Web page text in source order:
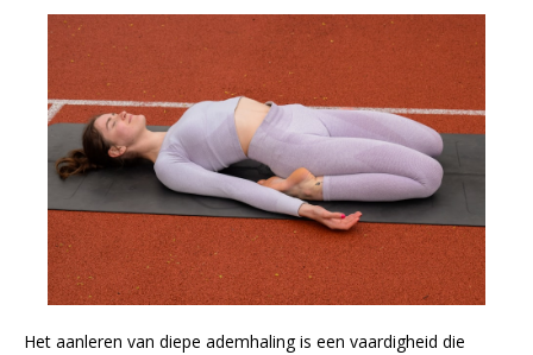
Het aanleren van diepe ademhaling is een vaardigheid die